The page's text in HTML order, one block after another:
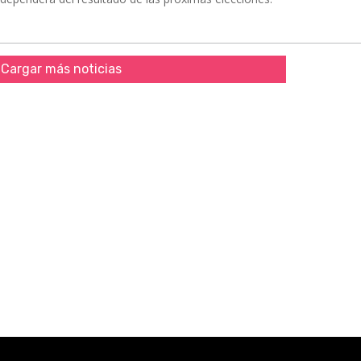
Cargar más noticias